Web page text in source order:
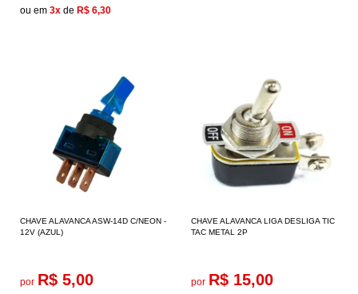
ou em 3x de R$ 6,30
CHAVE ALAVANCA ASW-14D C/NEON -
12V (AZUL)
por R$ 5,00
CHAVE ALAVANCA LIGA DESLIGA TIC
TAC METAL 2P
por R$ 15,00